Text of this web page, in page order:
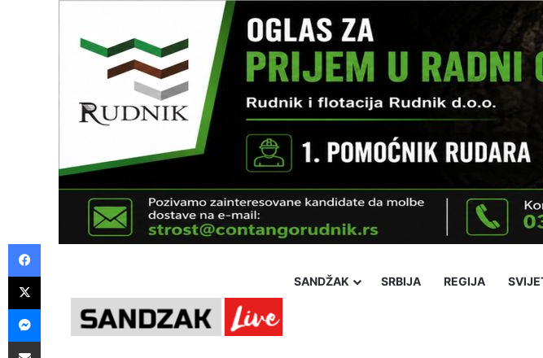
SANDŽAK SRBIJA REGIJA
Facebook
X
Messenger
Pošalji preko E-Maila